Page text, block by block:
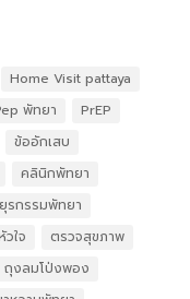
Home Visit pattaya
พัทยา
PrEP
ข้ออักเสบ
คลินิกพัทยา
รกรรมพัทยา
ใจ
ตรวจสุขภาพ
ถุงลมโป่งพอง